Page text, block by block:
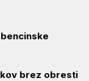
brez obresti